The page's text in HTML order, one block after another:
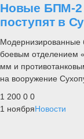
Новые БПМ-2
поступят в
боевым отделением
мм и
на вооружение
1 200 0 0
1 ноябряНовости